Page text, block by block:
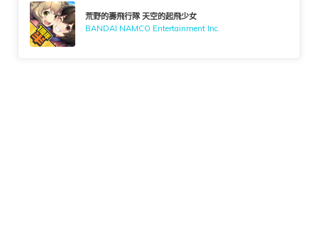
荒野的壽飛行隊 天空的起飛少女
BANDAI NAMCO Entertainment Inc.